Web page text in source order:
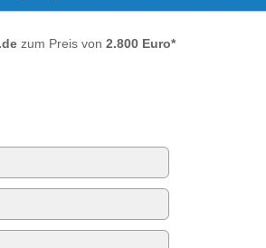
zum Preis von 2.800 Euro*